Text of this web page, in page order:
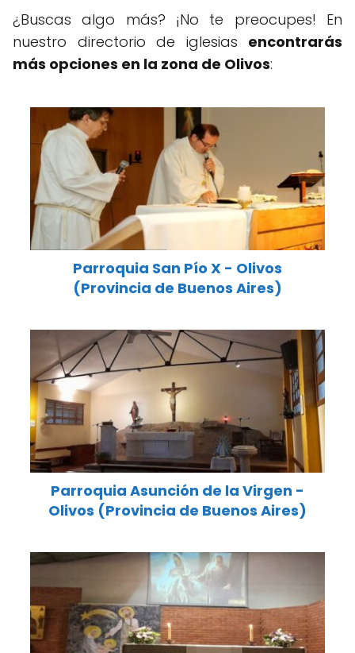
¿Buscas algo más? ¡No te preocupes! En
nuestro directorio de iglesias encontrarás
más opciones en la zona de Olivos:
Parroquia San Pío X - Olivos
(Provincia de Buenos Aires)
Parroquia Asunción de la Virgen -
Olivos (Provincia de Buenos Aires)